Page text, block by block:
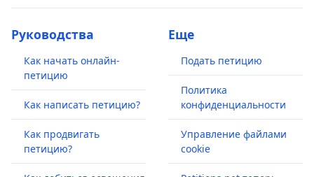
Руководства
Как начать онлайн-
петицию
Как написать петицию?
Как продвигать
петицию?
Еще
Подать петицию
Политика
конфиденциальности
Управление файлами
cookie